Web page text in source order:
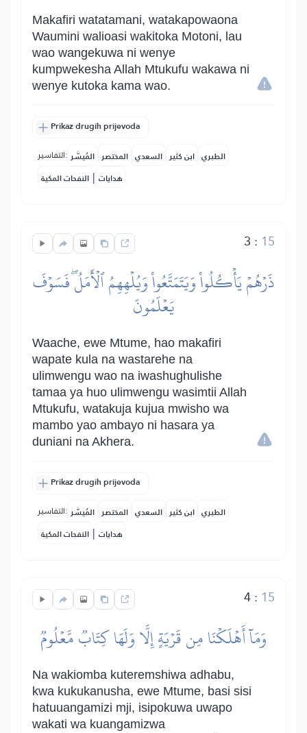
Makafiri watatamani, watakapowaona
Waumini walioasi wakitoka Motoni, lau
wao wangekuwa ni wenye
kumpwekesha Allah Mtukufu wakawa ni
wenye kutoka kama wao.
Prikaz drugih prijevoda
التفاسير: المُيسَّر المختصر السعدي ابن كثير الطبري
النفحات المكية | هدايات
3 : 15
ذَرۡهُمۡ يَأۡكُلُواْ وَيَتَمَتَّعُواْ وَيُلۡهِهِمُ ٱلۡأَمَلُۖ فَسَوۡفَ
يَعۡلَمُونَ
Waache, ewe Mtume, hao makafiri
wapate kula na wastarehe na
ulimwengu wao na iwashughulishe
tamaa ya huo ulimwengu wasimtii Allah
Mtukufu, watakuja kujua mwisho wa
mambo yao ambayo ni hasara ya
duniani na Akhera.
Prikaz drugih prijevoda
التفاسير: المُيسَّر المختصر السعدي ابن كثير الطبري
النفحات المكية | هدايات
4: 15
وَمَآ أَهۡلَكۡنَا مِن قَرۡيَةٍ إِلَّا وَلَهَا كِتَابٞ مَّعۡلُومٞ
Na wakiomba kuteremshiwa adhabu,
kwa kukukanusha, ewe Mtume, basi sisi
hatuuangamizi mji, isipokuwa uwapo
wakati wa kuangamizwa